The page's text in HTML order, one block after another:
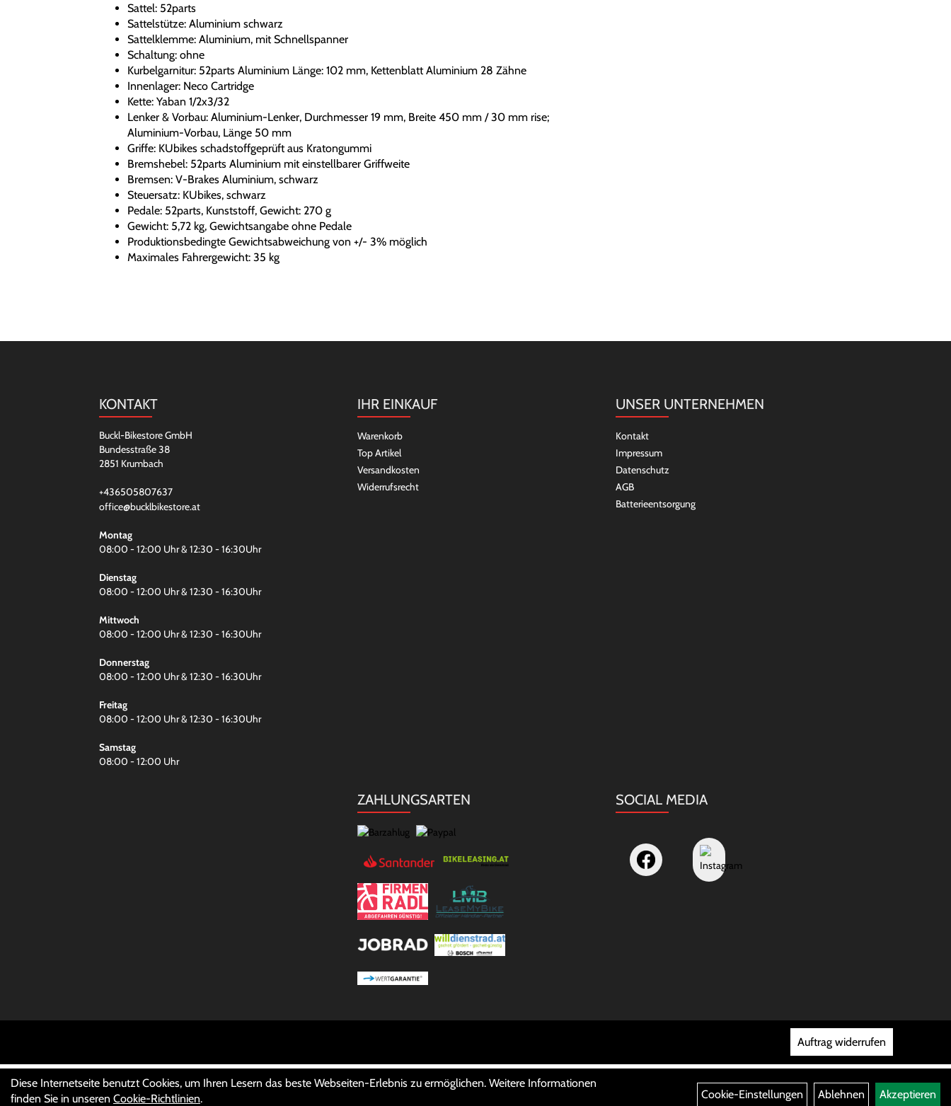
Sattel: 52parts
Sattelstütze: Aluminium schwarz
Sattelklemme: Aluminium, mit Schnellspanner
Schaltung: ohne
Kurbelgarnitur: 52parts Aluminium Länge: 102 mm, Kettenblatt Aluminium 28 Zähne
Innenlager: Neco Cartridge
Kette: Yaban 1/2x3/32
Lenker & Vorbau: Aluminium-Lenker, Durchmesser 19 mm, Breite 450 mm / 30 mm rise;
Aluminium-Vorbau, Länge 50 mm
Griffe: KUbikes schadstoffgeprüft aus Kratongummi
Bremshebel: 52parts Aluminium mit einstellbarer Griffweite
Bremsen: V-Brakes Aluminium, schwarz
Steuersatz: KUbikes, schwarz
Pedale: 52parts, Kunststoff, Gewicht: 270 g
Gewicht: 5,72 kg, Gewichtsangabe ohne Pedale
Produktionsbedingte Gewichtsabweichung von +/- 3% möglich
Maximales Fahrergewicht: 35 kg
KONTAKT
Buckl-Bikestore GmbH
Bundesstraße 38
2851 Krumbach
+436505807637
office@bucklbikestore.at
Montag
08:00 - 12:00 Uhr & 12:30 - 16:30Uhr
Dienstag
08:00 - 12:00 Uhr & 12:30 - 16:30Uhr
Mittwoch
08:00 - 12:00 Uhr & 12:30 - 16:30Uhr
Donnerstag
08:00 - 12:00 Uhr & 12:30 - 16:30Uhr
Freitag
08:00 - 12:00 Uhr & 12:30 - 16:30Uhr
Samstag
08:00 - 12:00 Uhr
IHR EINKAUF
Warenkorb
Top Artikel
Versandkosten
Widerrufsrecht
UNSER UNTERNEHMEN
Kontakt
Impressum
Datenschutz
AGB
Batterieentsorgung
ZAHLUNGSARTEN SOCIAL MEDIA
Diese Internetseite benutzt Cookies, um Ihren Lesern das beste Webseiten-Erlebnis zu ermöglichen. Weitere Informationen
finden Sie in unseren Cookie-Richtlinien. Cookie-Einstellungen Ablehnen Akzeptieren
Auftrag widerrufen